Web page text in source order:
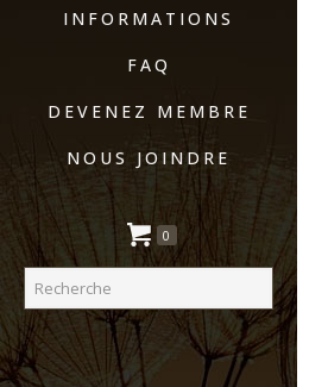
INFORMATIONS
FAQ
DEVENEZ MEMBRE
NOUS JOINDRE
0